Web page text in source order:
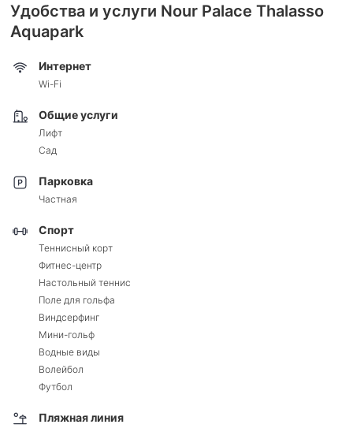
Удобства и услуги Nour Palace Thalasso
Aquapark
Интернет
Wi-Fi
Общие услуги
Лифт
Сад
Парковка
Частная
Спорт
Теннисный корт
Фитнес-центр
Настольный теннис
Поле для гольфа
Виндсерфинг
Мини-гольф
Водные виды
Волейбол
Футбол
Пляжная линия